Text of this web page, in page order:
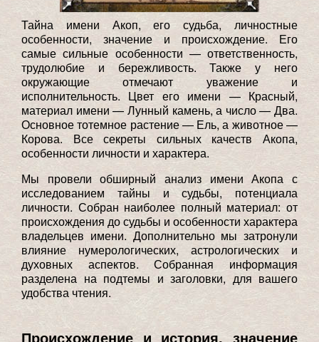
Тайна имени Акоп, его судьба, личностные
особенности, значение и происхождение. Его
самые сильные особенности — ответственность,
трудолюбие и бережливость. Также у него
окружающие отмечают уважение и
исполнительность. Цвет его имени — Красный,
материал имени — Лунный камень, а число — Два.
Основное тотемное растение — Ель, а животное —
Корова. Все секреты сильных качеств Акопа,
особенности личности и характера.
Мы провели обширный анализ имени Акопа с
исследованием тайны и судьбы, потенциала
личности. Собран наиболее полный материал: от
происхождения до судьбы и особенности характера
владельцев имени. Дополнительно мы затронули
влияние нумерологических, астрологических и
духовных аспектов. Собранная информация
разделена на подтемы и заголовки, для вашего
удобства чтения.
Происхождение и история, значение